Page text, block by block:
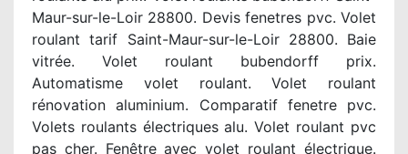
Maur-sur-le-Loir 28800. Devis fenetres pvc. Volet
roulant tarif Saint-Maur-sur-le-Loir 28800. Baie
vitrée. Volet roulant bubendorff prix.
Automatisme volet roulant. Volet roulant
rénovation aluminium. Comparatif fenetre pvc.
Volets roulants électriques alu. Volet roulant pvc
pas cher. Fenêtre avec volet roulant électrique.